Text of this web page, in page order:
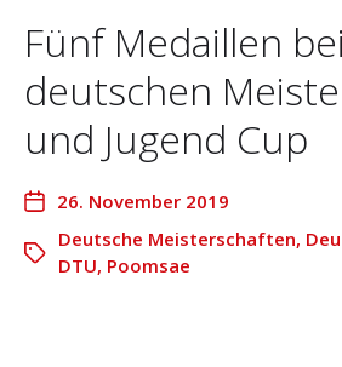
Fünf Medaillen bei
deutschen
und Jugend Cup
26. November 2019
Deutsche Meisterschaften,
DTU, Poomsae